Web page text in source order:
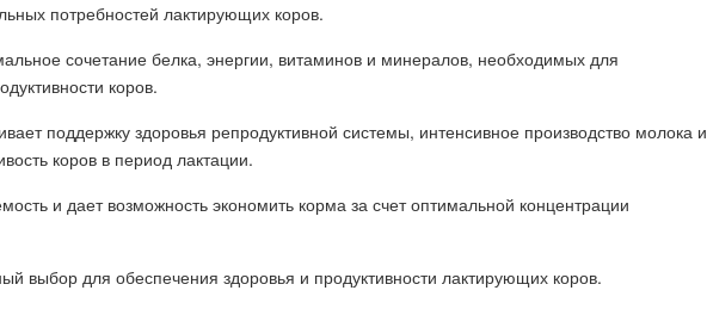
потребностей лактирующих коров.
сочетание белка, энергии, витаминов и минералов, необходимых для
коров.
поддержку здоровья репродуктивной системы, интенсивное производство молока и
коров в период лактации.
и дает возможность экономить корма за счет оптимальной концентрации
выбор для обеспечения здоровья и продуктивности лактирующих коров.